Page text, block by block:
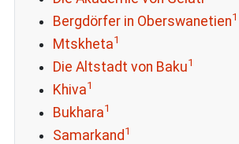
Bergdörfer in Oberswanetien1
Mtskheta1
Die Altstadt von Baku1
Khiva1
Bukhara1
Samarkand 1